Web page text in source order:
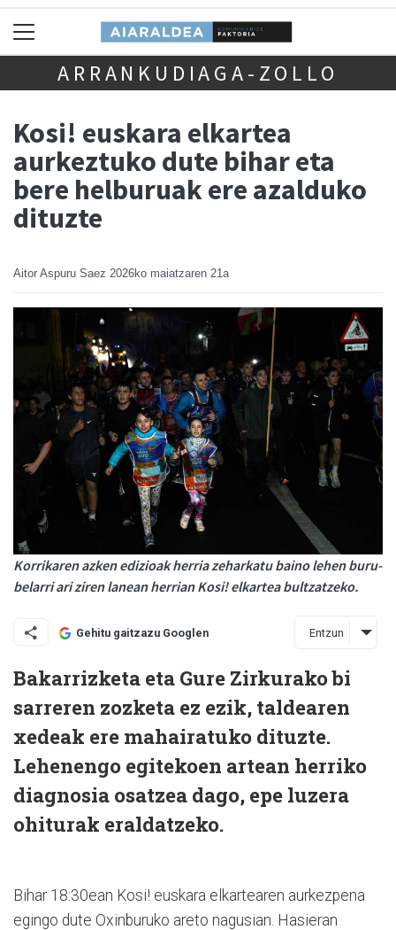
ARRANKUDIAGA-ZOLLO
Kosi! euskara elkartea
aurkeztuko dute bihar eta
bere helburuak ere azalduko
dituzte
Aitor Aspuru Saez 2026ko maiatzaren 21a
Korrikaren azken edizioak herria zeharkatu baino lehen buru-
belarri ari ziren lanean herrian Kosi! elkartea bultzatzeko.
Gehitu gaitzazu Googlen Entzun
Bakarrizketa eta Gure Zirkurako bi
sarreren zozketa ez ezik, taldearen
xedeak ere mahairatuko dituzte.
Lehenengo egitekoen artean herriko
diagnosia osatzea dago, epe luzera
ohiturak eraldatzeko.
Bihar 18:30ean Kosi! euskara elkartearen aurkezpena
egingo dute Oxinburuko areto nagusian. Hasieran